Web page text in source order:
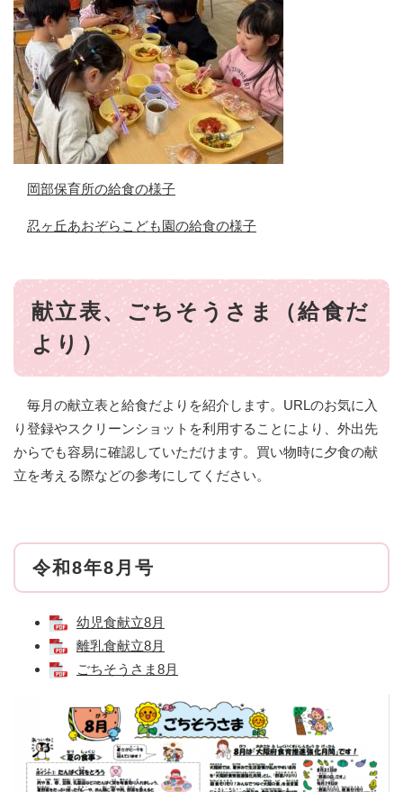
岡部保育所の給食の様子
忍ヶ丘あおぞらこども園の給食の様子
献立表、ごちそうさま（給食だ
より）
毎月の献立表と給食だよりを紹介します。URLのお気に入
り登録やスクリーンショットを利用することにより、外出先
からでも容易に確認していただけます。買い物時に夕食の献
立を考える際などの参考にしてください。
令和8年8月号
幼児食献立8月
離乳食献立8月
ごちそうさま8月